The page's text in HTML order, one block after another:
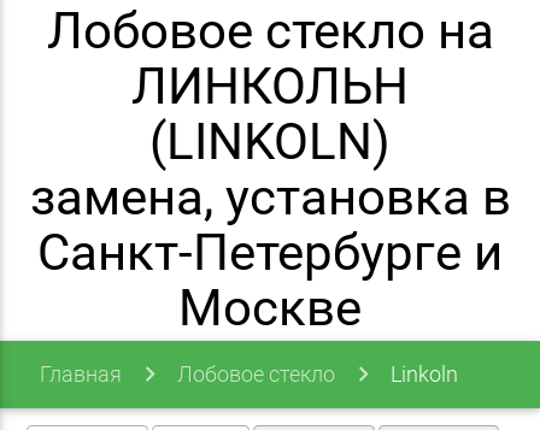
Лобовое стекло на
ЛИНКОЛЬН
(LINKOLN)
замена, установка в
Санкт-Петербурге и
Москве
Главная Лобовое стекло Linkoln